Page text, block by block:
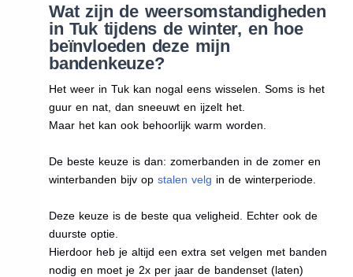
Wat zijn de weersomstandigheden
in Tuk tijdens de winter, en hoe
beïnvloeden deze mijn
bandenkeuze?
Het weer in Tuk kan nogal eens wisselen. Soms is het
guur en nat, dan sneeuwt en ijzelt het.
Maar het kan ook behoorlijk warm worden.
De beste keuze is dan: zomerbanden in de zomer en
winterbanden bijv op stalen velg in de winterperiode.
Deze keuze is de beste qua veligheid. Echter ook de
duurste optie.
Hierdoor heb je altijd een extra set velgen met banden
nodig en moet je 2x per jaar de bandenset (laten)